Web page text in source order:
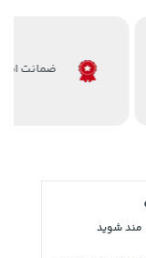
کیفیت
مند شوید